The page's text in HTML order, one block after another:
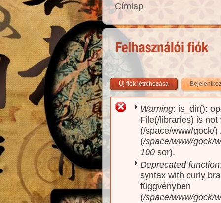
Címlap
Új fiók létrehozása
Hibaüzenet
Warning: is_dir():
File(/libraries) is
(/space/www/gock/)
(/space/www/gock/
100 sor).
Deprecated function
syntax with curly
függvényben
(/space/www/gock/